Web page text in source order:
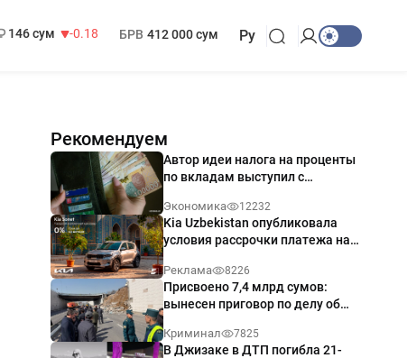
146 сум
-0.18
БРВ 412 000 сум Ру
Рекомендуем
Автор идеи налога на проценты
по вкладам выступил с
Экономика 12232
Kia Uzbekistan опубликовала
условия рассрочки платежа на
годовых
Реклама 8226
Присвоено 7,4 млрд сумов:
вынесен приговор по делу об
Ташкенте
Криминал 7825
В Джизаке в ДТП погибла 21-